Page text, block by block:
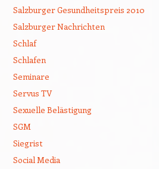
Salzburger Gesundheitspreis 2010
Salzburger Nachrichten
Schlaf
Schlafen
Seminare
Servus TV
Sexuelle Belästigung
SGM
Siegrist
Social Media